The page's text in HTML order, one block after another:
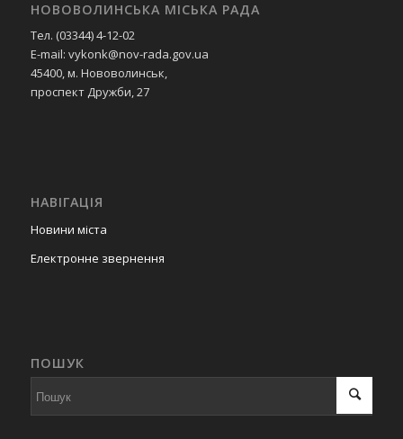
НОВОВОЛИНСЬКА МІСЬКА РАДА
Тел. (03344) 4-12-02
E-mail: vykonk@nov-rada.gov.ua
45400, м. Нововолинськ,
проспект Дружби, 27
НАВІГАЦІЯ
Новини міста
Електронне звернення
ПОШУК